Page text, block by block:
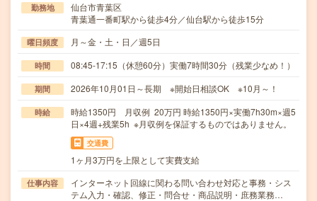
勤務地
仙台市青葉区
青葉通一番町駅から徒歩4分／仙台駅から徒歩15分
曜日頻度 月～金・土・日／週5日
時間 08:45-17:15（休憩60分）実働7時間30分（残業少なめ！）
期間 2026年10月01日～長期 ※開始日相談OK ※10月～！
時給
時給1350円 月収例 20万円 時給1350円×実働7h30m×週5
日×4週+残業5h ※月収例を保証するものではありません。
交通費
1ヶ月3万円を上限として実費支給
仕事内容
インターネット回線に関わる問い合わせ対応と事務・シス
テム入力・確認、修正・問合せ・商品説明・庶務業務…